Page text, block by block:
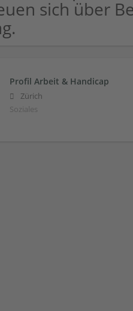
sich über
Profil Arbeit & Handicap
Zürich
Soziales